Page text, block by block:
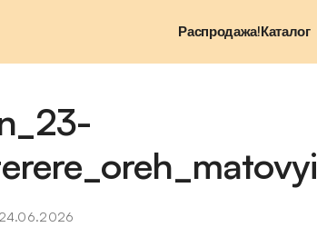
Распродажа!Каталог
24.06.2026